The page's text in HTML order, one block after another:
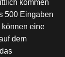
kommen
500 Eingaben
können eine
dem